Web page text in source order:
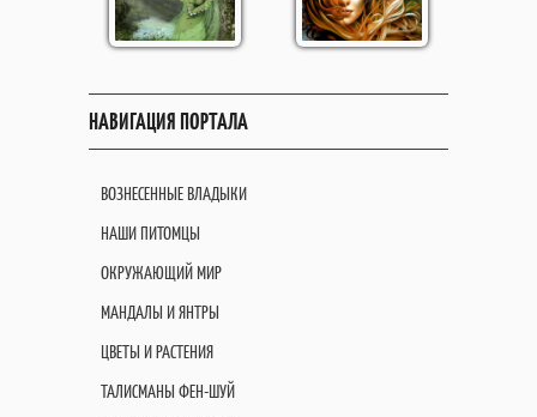
НАВИГАЦИЯ ПОРТАЛА
ВОЗНЕСЕННЫЕ ВЛАДЫКИ
НАШИ ПИТОМЦЫ
ОКРУЖАЮЩИЙ МИР
МАНДАЛЫ И ЯНТРЫ
ЦВЕТЫ И РАСТЕНИЯ
ТАЛИСМАНЫ ФЕН-ШУЙ